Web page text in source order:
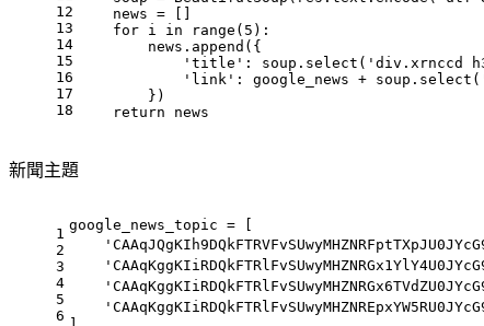
12
13
14
15
16
17
18
    news = []
for i in range ( 5 ):
        news.append({
'title' : soup.select( 'div.xrnccd
'link' : google_news + soup.select(
        })
return news
新聞主題
1
2
3
4
5
6
google_news_topic = [